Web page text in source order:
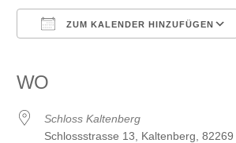
ZUM KALENDER HINZUFÜGEN
WO
Schloss Kaltenberg
Schlossstrasse 13, Kaltenberg, 82269